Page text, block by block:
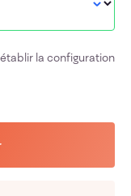
la configuration